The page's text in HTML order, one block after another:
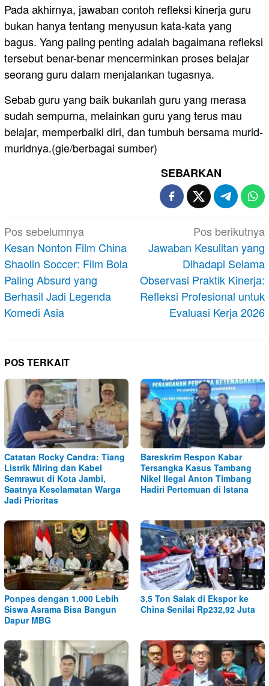
Pada akhirnya, jawaban contoh refleksi kinerja guru
bukan hanya tentang menyusun kata-kata yang
bagus. Yang paling penting adalah bagaimana refleksi
tersebut benar-benar mencerminkan proses belajar
seorang guru dalam menjalankan tugasnya.
Sebab guru yang baik bukanlah guru yang merasa
sudah sempurna, melainkan guru yang terus mau
belajar, memperbaiki diri, dan tumbuh bersama murid-
muridnya.(gie/berbagai sumber)
SEBARKAN
Navigasi
pos
Pos sebelumnya
Kesan Nonton Film China
Shaolin Soccer: Film Bola
Paling Absurd yang
Berhasil Jadi Legenda
Komedi Asia
Pos berikutnya
Jawaban Kesulitan yang
Dihadapi Selama
Observasi Praktik Kinerja:
Refleksi Profesional untuk
Evaluasi Kerja 2026
POS TERKAIT
Catatan Rocky Candra: Tiang
Listrik Miring dan Kabel
Semrawut di Kota Jambi,
Saatnya Keselamatan Warga
Jadi Prioritas
Bareskrim Respon Kabar
Tersangka Kasus Tambang
Nikel Ilegal Anton Timbang
Hadiri Pertemuan di Istana
Ponpes dengan 1.000 Lebih
Siswa Asrama Bisa Bangun
Dapur MBG
3,5 Ton Salak di Ekspor ke
China Senilai Rp232,92 Juta